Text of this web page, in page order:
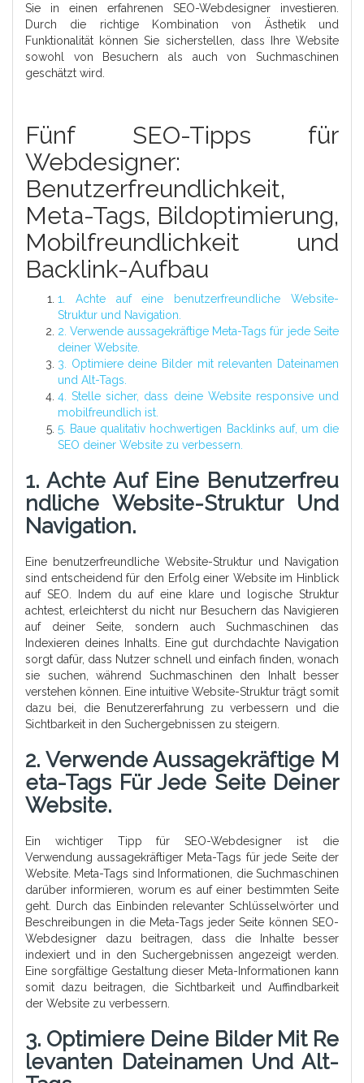
Sie in einen erfahrenen SEO-Webdesigner investieren.
Durch die richtige Kombination von Ästhetik und
Funktionalität können Sie sicherstellen, dass Ihre Website
sowohl von Besuchern als auch von Suchmaschinen
geschätzt wird.
Fünf SEO-Tipps für
Webdesigner:
Benutzerfreundlichkeit,
Meta-Tags, Bildoptimierung,
Mobilfreundlichkeit und
Backlink-Aufbau
1. Achte auf eine benutzerfreundliche Website-
Struktur und Navigation.
2. Verwende aussagekräftige Meta-Tags für jede Seite
deiner Website.
3. Optimiere deine Bilder mit relevanten Dateinamen
und Alt-Tags.
4. Stelle sicher, dass deine Website responsive und
mobilfreundlich ist.
5. Baue qualitativ hochwertigen Backlinks auf, um die
SEO deiner Website zu verbessern.
1. Achte Auf Eine Benutzerfreu
Ndliche Website-Struktur Und
Navigation.
Eine benutzerfreundliche Website-Struktur und Navigation
sind entscheidend für den Erfolg einer Website im Hinblick
auf SEO. Indem du auf eine klare und logische Struktur
achtest, erleichterst du nicht nur Besuchern das Navigieren
auf deiner Seite, sondern auch Suchmaschinen das
Indexieren deines Inhalts. Eine gut durchdachte Navigation
sorgt dafür, dass Nutzer schnell und einfach finden, wonach
sie suchen, während Suchmaschinen den Inhalt besser
verstehen können. Eine intuitive Website-Struktur trägt somit
dazu bei, die Benutzererfahrung zu verbessern und die
Sichtbarkeit in den Suchergebnissen zu steigern.
2. Verwende Aussagekräftige M
Eta-Tags Für Jede Seite Deiner
Website.
Ein wichtiger Tipp für SEO-Webdesigner ist die
Verwendung aussagekräftiger Meta-Tags für jede Seite der
Website. Meta-Tags sind Informationen, die Suchmaschinen
darüber informieren, worum es auf einer bestimmten Seite
geht. Durch das Einbinden relevanter Schlüsselwörter und
Beschreibungen in die Meta-Tags jeder Seite können SEO-
Webdesigner dazu beitragen, dass die Inhalte besser
indexiert und in den Suchergebnissen angezeigt werden.
Eine sorgfältige Gestaltung dieser Meta-Informationen kann
somit dazu beitragen, die Sichtbarkeit und Auffindbarkeit
der Website zu verbessern.
3. Optimiere Deine Bilder Mit Re
Levanten Dateinamen Und Alt-